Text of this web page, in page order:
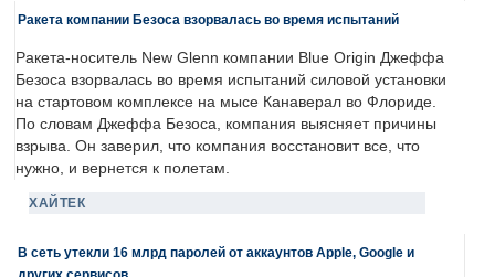
Ракета компании Безоса взорвалась во время испытаний
Ракета-носитель New Glenn компании Blue Origin Джеффа
Безоса взорвалась во время испытаний силовой установки
на стартовом комплексе на мысе Канаверал во Флориде.
По словам Джеффа Безоса, компания выясняет причины
взрыва. Он заверил, что компания восстановит все, что
нужно, и вернется к полетам.
ХАЙТЕК
В сеть утекли 16 млрд паролей от аккаунтов Apple, Google и